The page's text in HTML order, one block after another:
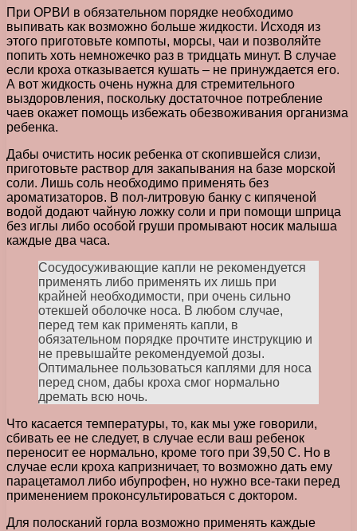
При ОРВИ в обязательном порядке необходимо
выпивать как возможно больше жидкости. Исходя из
этого приготовьте компоты, морсы, чаи и позволяйте
попить хоть немножечко раз в тридцать минут. В случае
если кроха отказывается кушать – не принуждается его.
А вот жидкость очень нужна для стремительного
выздоровления, поскольку достаточное потребление
чаев окажет помощь избежать обезвоживания организма
ребенка.
Дабы очистить носик ребенка от скопившейся слизи,
приготовьте раствор для закапывания на базе морской
соли. Лишь соль необходимо применять без
ароматизаторов. В пол-литровую банку с кипяченой
водой додают чайную ложку соли и при помощи шприца
без иглы либо особой груши промывают носик малыша
каждые два часа.
Сосудосуживающие капли не рекомендуется
применять либо применять их лишь при
крайней необходимости, при очень сильно
отекшей оболочке носа. В любом случае,
перед тем как применять капли, в
обязательном порядке прочтите инструкцию и
не превышайте рекомендуемой дозы.
Оптимальнее пользоваться каплями для носа
перед сном, дабы кроха смог нормально
дремать всю ночь.
Что касается температуры, то, как мы уже говорили,
сбивать ее не следует, в случае если ваш ребенок
переносит ее нормально, кроме того при 39,50 С. Но в
случае если кроха капризничает, то возможно дать ему
парацетамол либо ибупрофен, но нужно все-таки перед
применением проконсультироваться с доктором.
Для полосканий горла возможно применять каждые